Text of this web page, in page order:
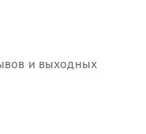
и выходных